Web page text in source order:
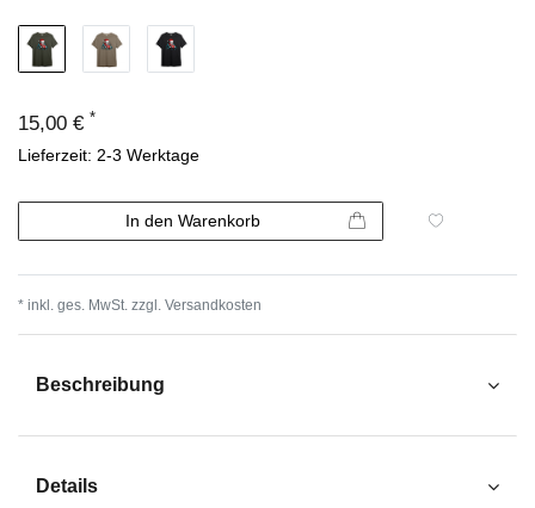
15,00 € *
Lieferzeit: 2-3 Werktage
In den Warenkorb
* inkl. ges. MwSt. zzgl. Versandkosten
Beschreibung
Details